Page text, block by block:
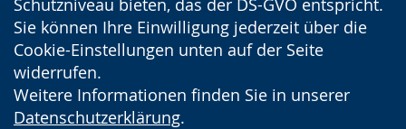
Schutzniveau bieten, das der DS-GVO entspricht.
Sie können Ihre Einwilligung jederzeit über die
Cookie-Einstellungen unten auf der Seite
widerrufen.
Weitere Informationen finden Sie in unserer
Datenschutzerklärung.